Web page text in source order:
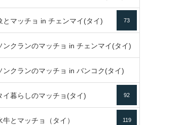
79
とマッチョ in チェンマイ(タイ) 73
ンクランのマッチョ in チェンマイ(タイ)
ンクランのマッチョ in バンコク(タイ)
85
イ暮らしのマッチョ(タイ) 92
牛とマッチョ（タイ） 119